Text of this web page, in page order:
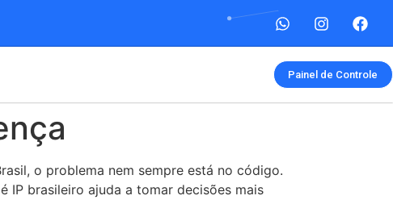
Painel de Controle
o problema nem sempre está no código.
IP brasileiro ajuda a tomar decisões mais